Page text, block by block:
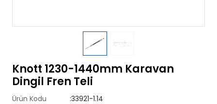
Knott 1230-1440mm Karavan
Dingil Fren Teli
Ürün Kodu
:33921-1.14